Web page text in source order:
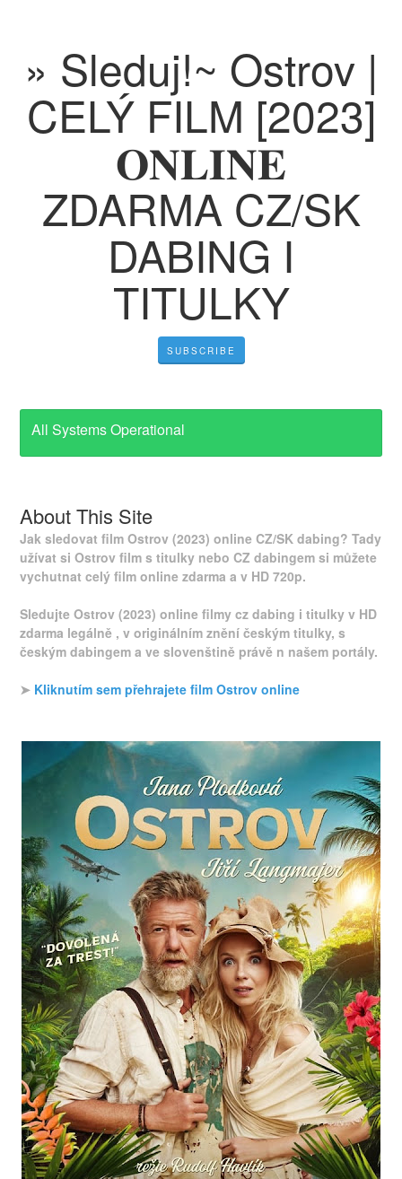
» Sleduj!~ Ostrov |
CELÝ FILM [2023]
𝐎𝐍𝐋𝐈𝐍𝐄
ZDARMA CZ/SK
DABING I
TITULKY
SUBSCRIBE
All Systems Operational
About This Site
Jak sledovat film Ostrov (2023) online CZ/SK dabing? Tady
užívat si Ostrov film s titulky nebo CZ dabingem si můžete
vychutnat celý film online zdarma a v HD 720p.
Sledujte Ostrov (2023) online filmy cz dabing i titulky v HD
zdarma legálně , v originálním znění českým titulky, s
českým dabingem a ve slovenštině právě n našem portály.
➤ Kliknutím sem přehrajete film Ostrov online